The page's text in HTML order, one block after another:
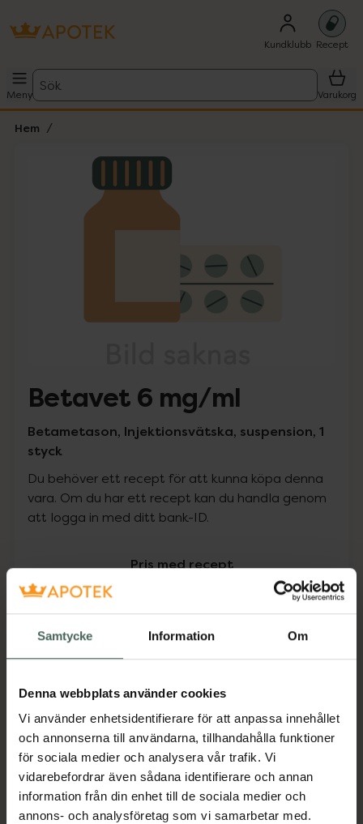
Samtycke Information Om
Denna webbplats använder cookies
Vi använder enhetsidentifierare för att anpassa innehållet
och annonserna till användarna, tillhandahålla funktioner
för sociala medier och analysera vår trafik. Vi
vidarebefordrar även sådana identifierare och annan
information från din enhet till de sociala medier och
annons- och analysföretag som vi samarbetar med.
Kundklubb Recept
Meny
Sök
Varukorg
Hem
Lista: . Innehåller 1 objekt.
Betavet 6 mg/ml
Betametason, Injektionsvätska, suspension, 1
styck
Du behöver ett recept för att kunna köpa denna
vara. Om du har ett recept kan du handla genom
att logga in med ditt bank-ID.
Pris med recept
Högkostnadsskyddet gäller inte
0 kr
Aktuella erbjudanden
Beskrivning Dölj